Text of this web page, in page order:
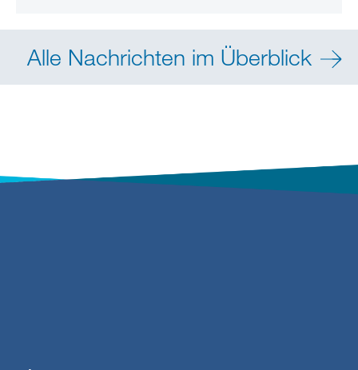
Alle Nachrichten im Überblick